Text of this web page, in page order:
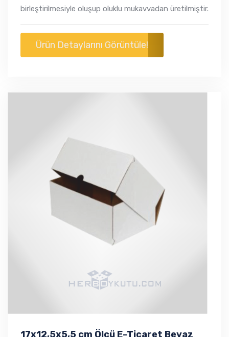
birleştirilmesiyle oluşup oluklu mukavvadan üretilmiştir.​
Ürün Detaylarını Görüntüle!
17x12,5x5,5 cm Ölçü E-Ticaret Beyaz